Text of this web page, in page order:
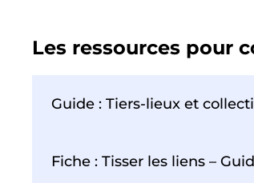
Les ressources pour
Guide : Tiers-lieux et
Fiche : Tisser les liens –